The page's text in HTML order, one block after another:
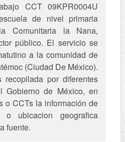
CCT 09KPR0004U
de nivel primaria
Comunitaria la Nana,
público. El servicio se
a la comunidad de
(Ciudad De México).
recopilada por diferentes
Gobierno de México, en
o CCTs la información de
o ubicacion geografica
fuente.